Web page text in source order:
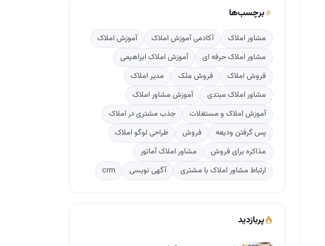
برچسب‌ها
مشاور املاک آکادمی آموزش املاک
آموزش املاک
مشاور املاک حرفه ای
آموزش املاک ابراهیمی
فروش املاک
فروش ملک
مدیر املاک
مشاور املاک مبتدی
آموزش مشاور املاک
آموزش املاک و مستغلات
جذب مشتری در املاک
پس گرفتن ودیعه
فروش
طراحی لوگو املاک
مذاکره برای فروش
مشاور املاک آماتور
ارتباط مشاور املاک با مشتری
آگهی نویسی crm
پربازدید